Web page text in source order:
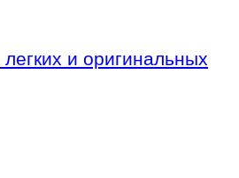
и оригинальных